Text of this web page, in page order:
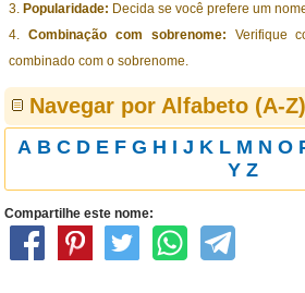
Popularidade: Decida se você prefere um
Combinação com sobrenome: Verifique
combinado com o sobrenome.
Navegar por Alfabeto (A-Z)
A B C D E F G H I J K L M N O
Y Z
Compartilhe este nome: